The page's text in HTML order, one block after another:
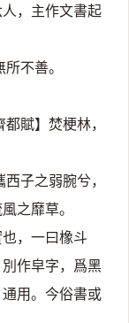
，主作文書起
不善。
賦】焚梗林，
子之弱腕兮，
之靡草。
，一曰橡斗
作皁字，爲黑
用。今俗書或